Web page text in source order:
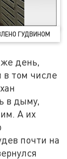
ГУДВИНОМ
день,
в том числе
в дыму,
А их
почти на